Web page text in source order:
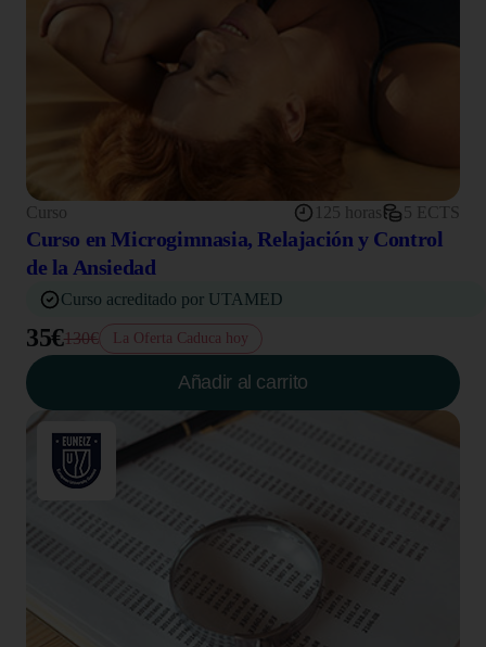
Curso 125 horas 5 ECTS
Curso en Microgimnasia, Relajación y Control
de la Ansiedad
Curso acreditado por UTAMED
35€130€ La Oferta Caduca hoy
Añadir al carrito